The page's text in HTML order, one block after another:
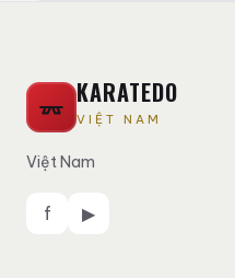
KARATEDO
VIỆT NAM
Việt Nam
f ▶